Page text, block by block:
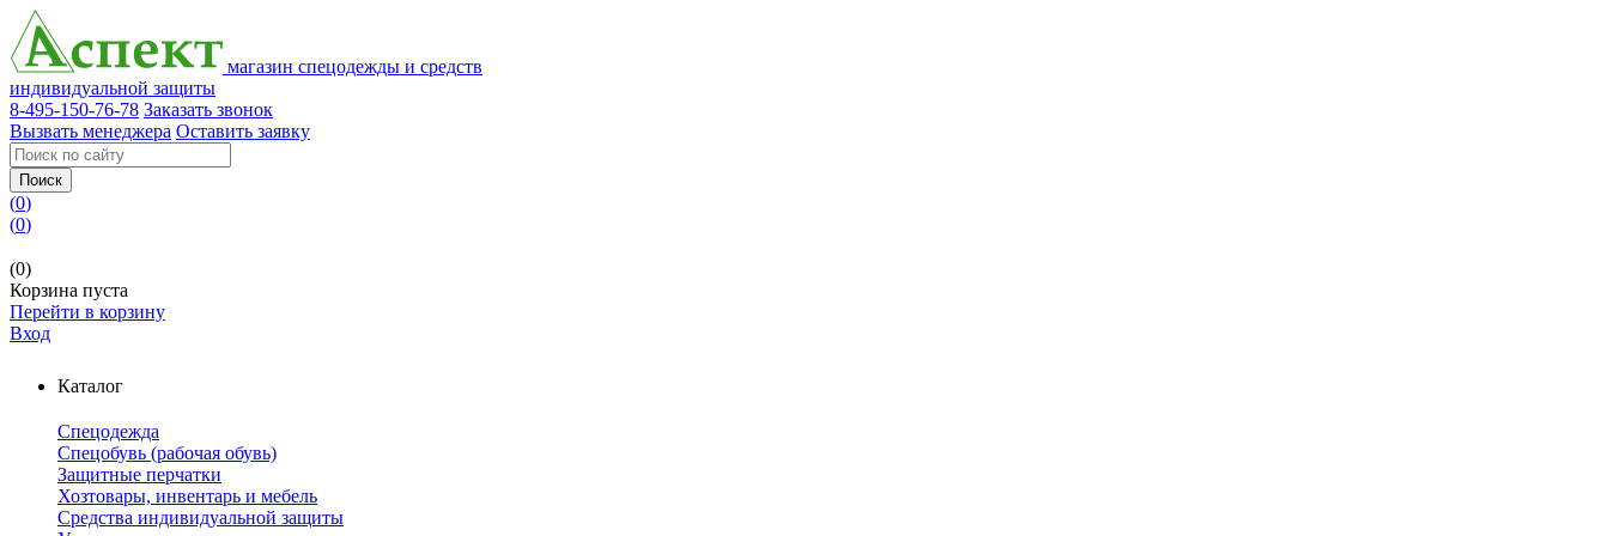
магазин спецодежды и средств
индивидуальной защиты
8-495-150-76-78 Заказать звонок
Вызвать менеджера Оставить заявку
Поиск
(0)
(0)
(0)
Корзина пуста
Перейти в корзину
Вход
Каталог
Спецодежда
Спецобувь (рабочая обувь)
Защитные перчатки
Хозтовары, инвентарь и мебель
Средства индивидуальной защиты